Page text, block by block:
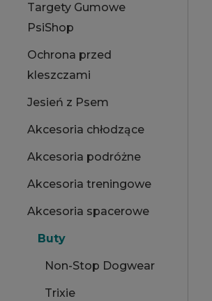
Targety Gumowe
PsiShop
Ochrona przed
kleszczami
Jesień z Psem
Akcesoria chłodzące
Akcesoria podróżne
Akcesoria treningowe
Akcesoria spacerowe
Buty
Non-Stop Dogwear
Trixie